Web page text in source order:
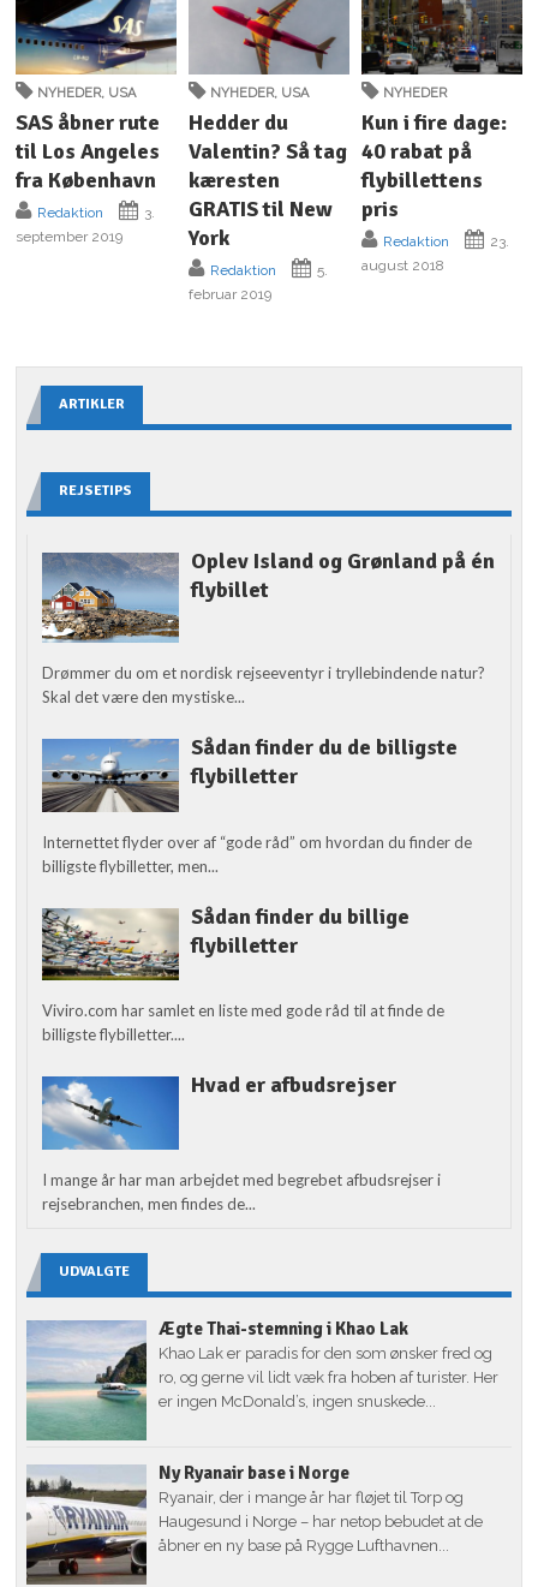
NYHEDER, USA
SAS åbner rute
til Los Angeles
fra København
Redaktion
3.
september 2019
NYHEDER, USA
Hedder du
Valentin? Så tag
kæresten
GRATIS til New
York
Redaktion
5.
februar 2019
NYHEDER
Kun i fire dage:
40 rabat på
flybillettens
pris
Redaktion
23.
august 2018
ARTIKLER
REJSETIPS
Oplev Island og Grønland på én
flybillet
Drømmer du om et nordisk rejseeventyr i tryllebindende natur?
Skal det være den mystiske...
Sådan finder du de billigste
flybilletter
Internettet flyder over af “gode råd” om hvordan du finder de
billigste flybilletter, men...
Sådan finder du billige
flybilletter
Viviro.com har samlet en liste med gode råd til at finde de
billigste flybilletter....
Hvad er afbudsrejser
I mange år har man arbejdet med begrebet afbudsrejser i
rejsebranchen, men findes de...
UDVALGTE
Ægte Thai-stemning i Khao Lak
Khao Lak er paradis for den som ønsker fred og
ro, og gerne vil lidt væk fra hoben af turister. Her
er ingen McDonald’s, ingen snuskede...
Ny Ryanair base i Norge
Ryanair, der i mange år har fløjet til Torp og
Haugesund i Norge – har netop bebudet at de
åbner en ny base på Rygge Lufthavnen...